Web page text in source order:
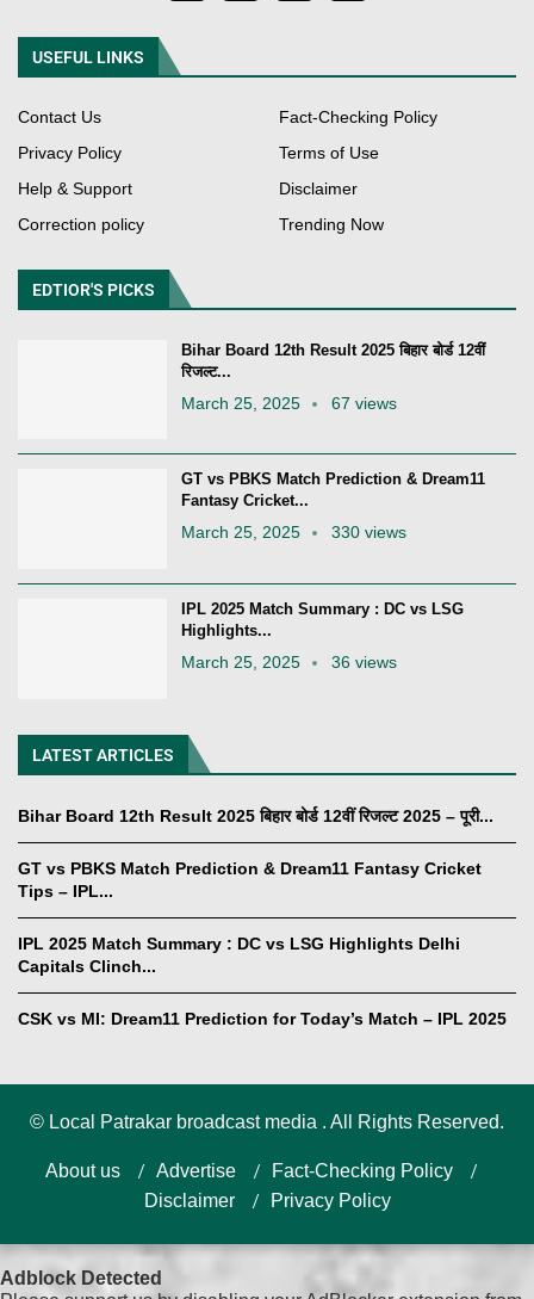
USEFUL LINKS
Contact Us
Fact-Checking Policy
Privacy Policy
Terms of Use
Help & Support
Disclaimer
Correction policy
Trending Now
EDTIOR'S PICKS
Bihar Board 12th Result 2025 बिहार बोर्ड 12वीं
रिजल्ट...
March 25, 2025 67 views
GT vs PBKS Match Prediction & Dream11
Fantasy Cricket...
March 25, 2025 330 views
IPL 2025 Match Summary : DC vs LSG
Highlights...
March 25, 2025 36 views
LATEST ARTICLES
Bihar Board 12th Result 2025 बिहार बोर्ड 12वीं रिजल्ट 2025 – पूरी...
GT vs PBKS Match Prediction & Dream11 Fantasy Cricket
Tips – IPL...
IPL 2025 Match Summary : DC vs LSG Highlights Delhi
Capitals Clinch...
CSK vs MI: Dream11 Prediction for Today’s Match – IPL 2025
© Local Patrakar broadcast media . All Rights Reserved.
About us Advertise
Fact-Checking Policy
Disclaimer
Privacy Policy
Adblock Detected